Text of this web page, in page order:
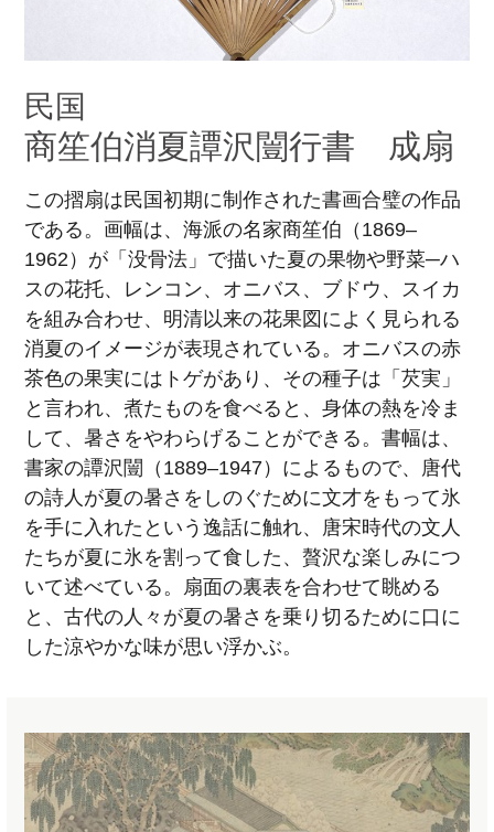
民国
商笙伯消夏譚沢闓行書 成扇
この摺扇は民国初期に制作された書画合璧の作品
である。画幅は、海派の名家商笙伯（1869–
1962）が「没骨法」で描いた夏の果物や野菜─ハ
スの花托、レンコン、オニバス、ブドウ、スイカ
を組み合わせ、明清以来の花果図によく見られる
消夏のイメージが表現されている。オニバスの赤
茶色の果実にはトゲがあり、その種子は「芡実」
と言われ、煮たものを食べると、身体の熱を冷ま
して、暑さをやわらげることができる。書幅は、
書家の譚沢闓（1889–1947）によるもので、唐代
の詩人が夏の暑さをしのぐために文才をもって氷
を手に入れたという逸話に触れ、唐宋時代の文人
たちが夏に氷を割って食した、贅沢な楽しみにつ
いて述べている。扇面の裏表を合わせて眺める
と、古代の人々が夏の暑さを乗り切るために口に
した涼やかな味が思い浮かぶ。